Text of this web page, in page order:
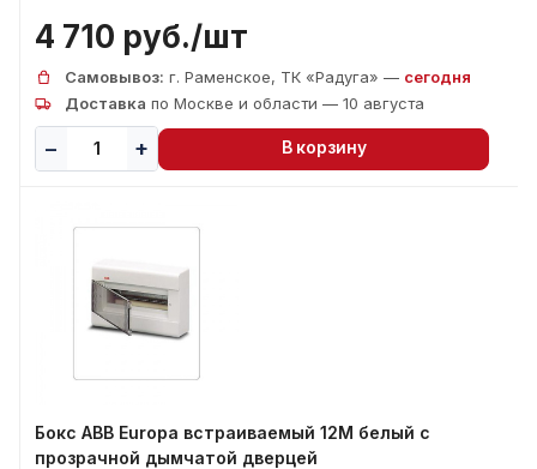
4 710 руб./шт
Самовывоз: г. Раменское, ТК «Радуга» — сегодня
Доставка по Москве и области — 10 августа
В корзину
Бокс ABB Europa встраиваемый 12М белый с
прозрачной дымчатой дверцей